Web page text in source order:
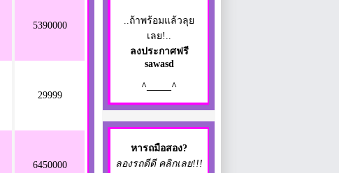
5390000
29999
6450000
..ถ้าพร้อมแล้วลุย
เลย!..
ลงประกาศฟรี
sawasd
^_____^
หารถมือสอง?
ลองรถดีดี คลิกเลย!!!